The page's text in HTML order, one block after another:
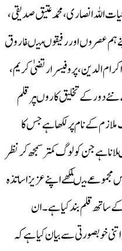
اللہ انصاری، محمد عتیق صدیقی،
ہم عصروں اور رفیقوںمیںفاروق
اکرام الدین، پروفیسر ارتضیٰ کریم،
نئے دور کے تخلیق کاروںپر قلم
کے نام پر لکھاہے جس کا
جن کو لوگ کمتر سمجھ کر نظر
میںلکھے اپنے عزیز اساتذہ
قلم بند کیا ہے۔ان
خوبصورتی سے بیان کیا ہے کہ